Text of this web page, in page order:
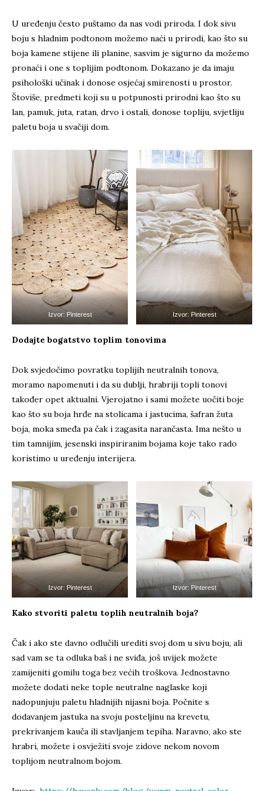
U uređenju često puštamo da nas vodi priroda. I dok sivu
boju s hladnim podtonom možemo naći u prirodi, kao što su
boja kamene stijene ili planine, sasvim je sigurno da možemo
pronaći i one s toplijim podtonom. Dokazano je da imaju
psihološki učinak i donose osjećaj smirenosti u prostor.
Štoviše, predmeti koji su u potpunosti prirodni kao što su
lan, pamuk, juta, ratan, drvo i ostali, donose topliju, svjetliju
paletu boja u svačiji dom.
Izvor: Pinterest Izvor: Pinterest
Dodajte bogatstvo toplim tonovima
Dok svjedočimo povratku toplijih neutralnih tonova,
moramo napomenuti i da su dublji, hrabriji topli tonovi
također opet aktualni. Vjerojatno i sami možete uočiti boje
kao što su boja hrđe na stolicama i jastucima, šafran žuta
boja, moka smeđa pa čak i zagasita narančasta. Ima nešto u
tim tamnijim, jesenski inspiriranim bojama koje tako rado
koristimo u uređenju interijera.
Izvor: Pinterest Izvor: Pinterest
Kako stvoriti paletu toplih neutralnih boja?
Čak i ako ste davno odlučili urediti svoj dom u sivu boju, ali
sad vam se ta odluka baš i ne sviđa, još uvijek možete
zamijeniti gomilu toga bez većih troškova. Jednostavno
možete dodati neke tople neutralne naglaske koji
nadopunjuju paletu hladnijih nijasni boja. Počnite s
dodavanjem jastuka na svoju posteljinu na krevetu,
prekrivanjem kauča ili stavljanjem tepiha. Naravno, ako ste
hrabri, možete i osvježiti svoje zidove nekom novom
toplijom neutralnom bojom.